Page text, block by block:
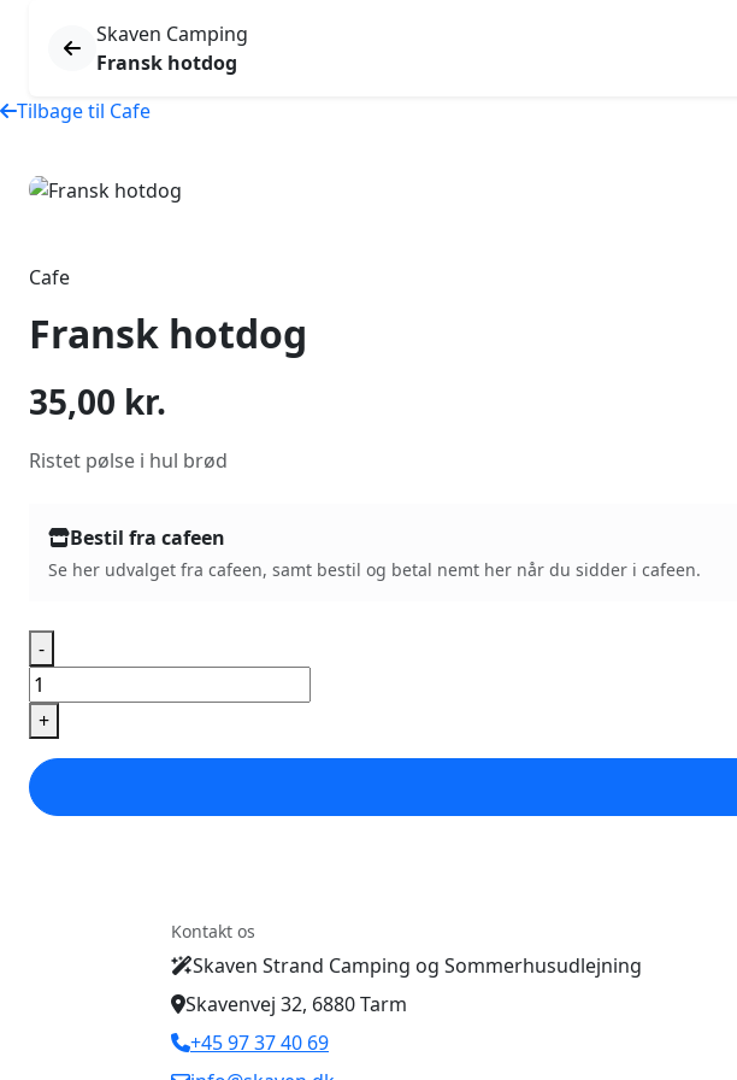
Skaven Camping
Fransk hotdog
Tilbage til Cafe
Cafe
Fransk hotdog
35,00 kr.
Ristet pølse i hul brød
Bestil fra cafeen
Se her udvalget fra cafeen, samt bestil og betal nemt her når du sidder i cafeen.
-
Fransk
hotdog
antal
+
Kontakt os
Skaven Strand Camping og Sommerhusudlejning
Skavenvej 32, 6880 Tarm
+45 97 37 40 69